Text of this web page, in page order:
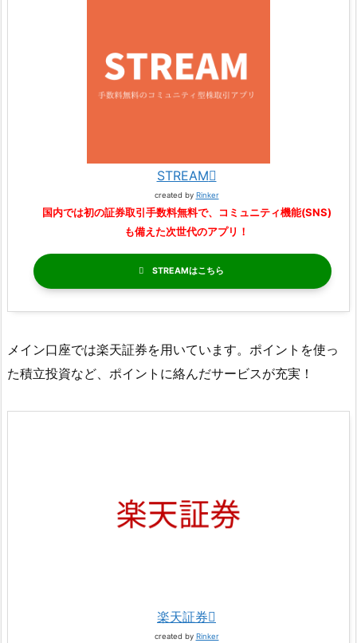
STREAM
created by Rinker
国内では初の証券取引手数料無料で、コミュニティ機能(SNS)
も備えた次世代のアプリ！
STREAM
メイン口座では楽天証券を用いています。ポイントを使っ
た積立投資など、ポイントに絡んだサービスが充実！
楽天証券
created by Rinker